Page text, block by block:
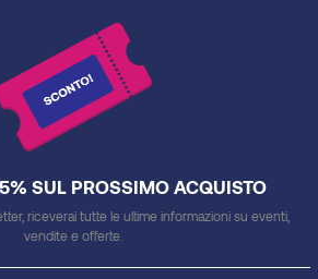
SUL PROSSIMO ACQUISTO
riceverai tutte le ultime informazioni su eventi,
vendite e offerte.